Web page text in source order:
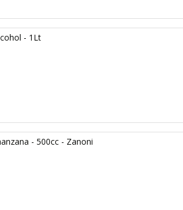
- 1Lt
- 500cc - Zanoni